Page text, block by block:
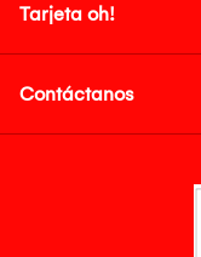
Tarjeta oh!
Contáctanos